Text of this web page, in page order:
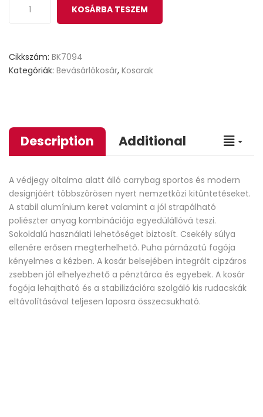
KOSÁRBA TESZEM
Cikkszám: BK7094
Kategóriák: Bevásárlókosár, Kosarak
Description Additional
A védjegy oltalma alatt álló carrybag sportos és modern
designjáért többszörösen nyert nemzetközi kitüntetéseket.
A stabil alumínium keret valamint a jól strapálható
poliészter anyag kombinációja egyedülállóvá teszi.
Sokoldalú használati lehetőséget biztosít. Csekély súlya
ellenére erősen megterhelhető. Puha párnázatú fogója
kényelmes a kézben. A kosár belsejében integrált cipzáros
zsebben jól elhelyezhető a pénztárca és egyebek. A kosár
fogója lehajtható és a stabilizációra szolgáló kis rudacskák
eltávolításával teljesen laposra összecsukható.